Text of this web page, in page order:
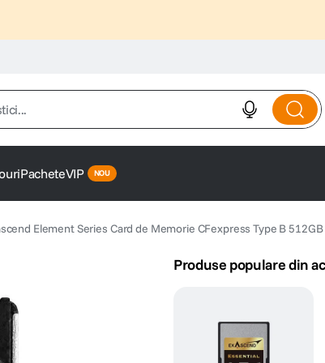
PacheteVIP
Element Series Card de Memorie CFexpress Type B 512GB
Produse populare din